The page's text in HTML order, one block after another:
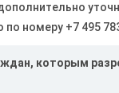
по номеру +7 495
которым